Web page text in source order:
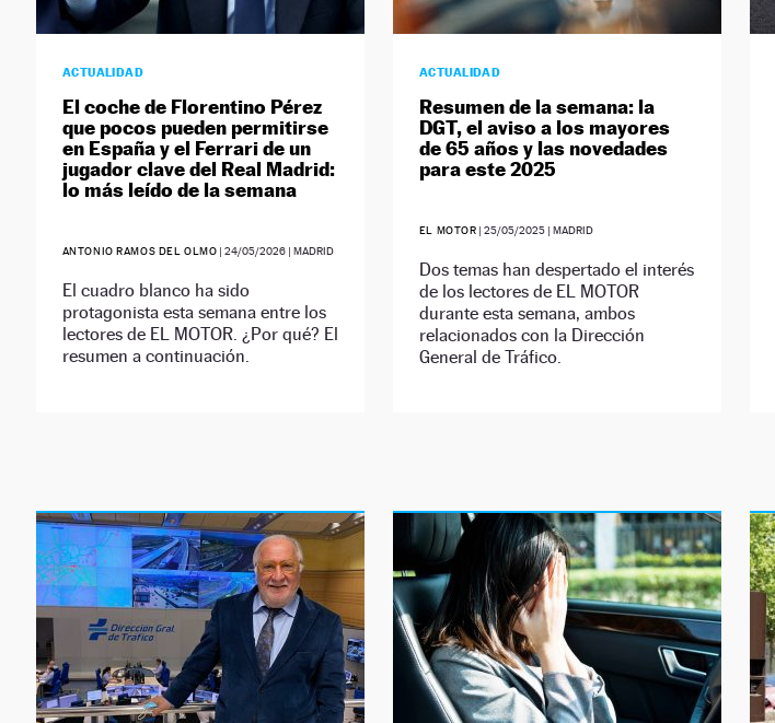
ACTUALIDAD
El coche de Florentino Pérez
que pocos pueden permitirse
en España y el Ferrari de un
jugador clave del Real Madrid:
lo más leído de la semana
ANTONIO RAMOS DEL OLMO |24/05/2026 | MADRID
El cuadro blanco ha sido
protagonista esta semana entre los
lectores de EL MOTOR. ¿Por qué? El
resumen a continuación.
ACTUALIDAD
Resumen de la semana: la
DGT, el aviso a los mayores
de 65 años y las novedades
para este 2025
EL MOTOR |25/05/2025 | MADRID
Dos temas han despertado el interés
de los lectores de EL MOTOR
durante esta semana, ambos
relacionados con la Dirección
General de Tráfico.